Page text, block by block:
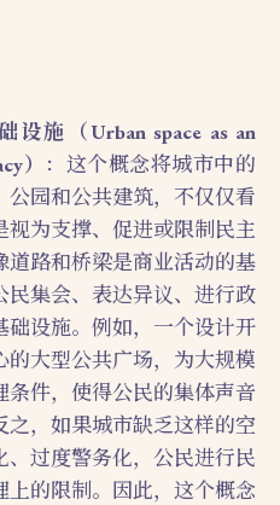
施（Urban space as an
）
：这个概念将城市中的
园和公共建筑，不仅仅看
为支撑、促进或限制民主
道路和桥梁是商业活动的基
民集会、表达异议、进行政
础设施。例如，一个设计开
大型公共广场，为大规模
件，使得公民的集体声音
，如果城市缺乏这样的空
、过度警务化，公民进行民
上的限制。因此，这个概念